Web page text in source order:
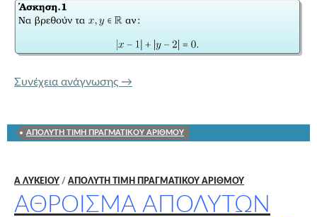
Συνέχεια ανάγνωσης Άθροισμα απολύτων ίσο με μηδέν
→
ΑΠΟΛΥΤΗ ΤΙΜΗ ΠΡΑΓΜΑΤΙΚΟΥ ΑΡΙΘΜΟΥ
Α ΛΥΚΕΊΟΥ / ΑΠΟΛΥΤΗ ΤΙΜΗ ΠΡΑΓΜΑΤΙΚΟΥ ΑΡΙΘΜΟΥ
ΆΘΡΟΙΣΜΑ ΑΠΟΛΎΤΩΝ